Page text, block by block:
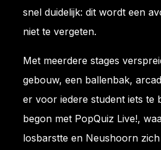
snel duidelijk: dit wordt een
niet te vergeten.
Met meerdere stages
gebouw, een ballenbak,
er voor iedere student iets te
begon met PopQuiz Live!,
losbarstte en Neushoorn